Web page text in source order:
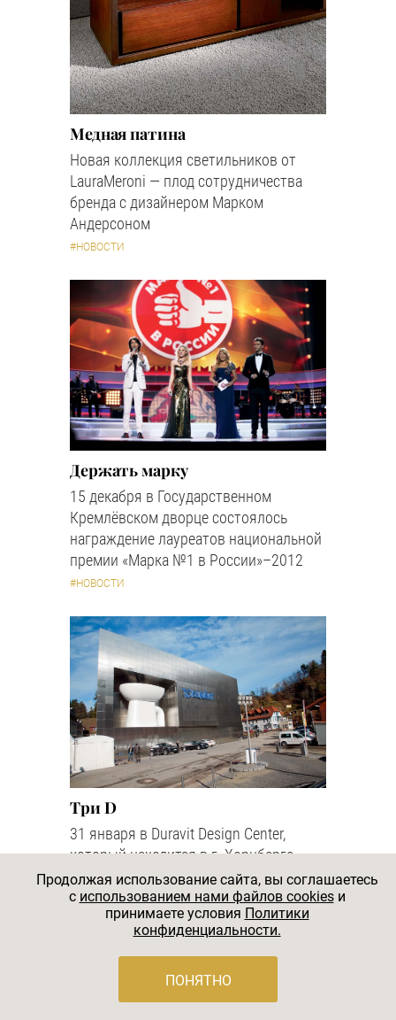
Медная патина
Новая коллекция светильников от
LauraMeroni — плод сотрудничества
бренда с дизайнером Марком
Андерсоном
#НОВОСТИ
Держать марку
15 декабря в Государственном
Кремлёвском дворце состоялось
награждение лауреатов национальной
премии «Марка №1 в России»–2012
#НОВОСТИ
Три D
31 января в Duravit Design Center,
который находится в г. Хорнберге
(Шварцвальд, Германия), состоялась
презентация новых коллекций
компании
Продолжая использование сайта, вы соглашаетесь
c использованием нами файлов cookiesи
принимаете условия Политики
конфиденциальности.
ПОНЯТНО